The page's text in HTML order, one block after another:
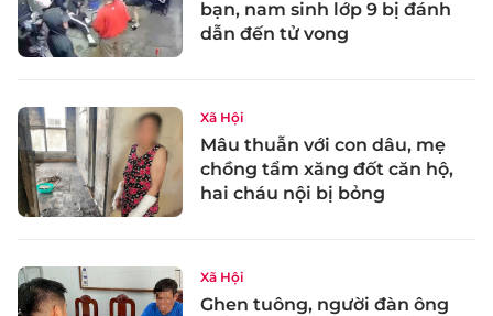
bạn, nam sinh lớp 9 bị đánh
dẫn đến tử vong
Xã Hội
Mâu thuẫn với con dâu, mẹ
chồng tẩm xăng đốt căn hộ,
hai cháu nội bị bỏng
Xã Hội
Ghen tuông, người đàn ông